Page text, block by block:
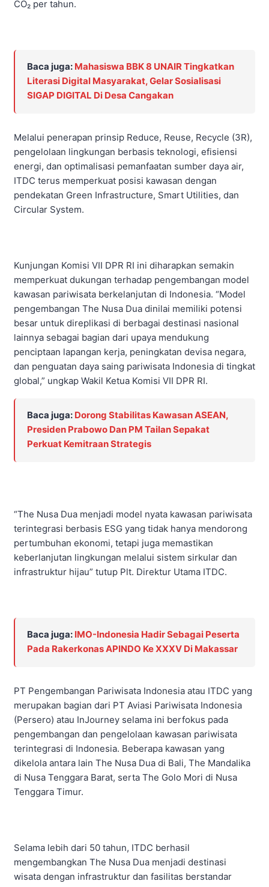
CO₂ per tahun.
Baca juga: Mahasiswa BBK 8 UNAIR Tingkatkan
Literasi Digital Masyarakat, Gelar Sosialisasi
SIGAP DIGITAL Di Desa Cangakan
Melalui penerapan prinsip Reduce, Reuse, Recycle (3R),
pengelolaan lingkungan berbasis teknologi, efisiensi
energi, dan optimalisasi pemanfaatan sumber daya air,
ITDC terus memperkuat posisi kawasan dengan
pendekatan Green Infrastructure, Smart Utilities, dan
Circular System.
Kunjungan Komisi VII DPR RI ini diharapkan semakin
memperkuat dukungan terhadap pengembangan model
kawasan pariwisata berkelanjutan di Indonesia. “Model
pengembangan The Nusa Dua dinilai memiliki potensi
besar untuk direplikasi di berbagai destinasi nasional
lainnya sebagai bagian dari upaya mendukung
penciptaan lapangan kerja, peningkatan devisa negara,
dan penguatan daya saing pariwisata Indonesia di tingkat
global,” ungkap Wakil Ketua Komisi VII DPR RI.
Baca juga: Dorong Stabilitas Kawasan ASEAN,
Presiden Prabowo Dan PM Tailan Sepakat
Perkuat Kemitraan Strategis
“The Nusa Dua menjadi model nyata kawasan pariwisata
terintegrasi berbasis ESG yang tidak hanya mendorong
pertumbuhan ekonomi, tetapi juga memastikan
keberlanjutan lingkungan melalui sistem sirkular dan
infrastruktur hijau” tutup Plt. Direktur Utama ITDC.
Baca juga: IMO-Indonesia Hadir Sebagai Peserta
Pada Rakerkonas APINDO Ke XXXV Di Makassar
PT Pengembangan Pariwisata Indonesia atau ITDC yang
merupakan bagian dari PT Aviasi Pariwisata Indonesia
(Persero) atau InJourney selama ini berfokus pada
pengembangan dan pengelolaan kawasan pariwisata
terintegrasi di Indonesia. Beberapa kawasan yang
dikelola antara lain The Nusa Dua di Bali, The Mandalika
di Nusa Tenggara Barat, serta The Golo Mori di Nusa
Tenggara Timur.
Selama lebih dari 50 tahun, ITDC berhasil
mengembangkan The Nusa Dua menjadi destinasi
wisata dengan infrastruktur dan fasilitas berstandar